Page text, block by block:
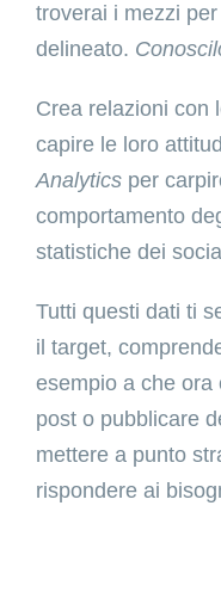
troverai i mezzi
delineato.
Crea relazioni con
capire le loro
Analytics per
comportamento
statistiche dei
Tutti questi dati ti
il target,
esempio a che ora
post o pubblicare
mettere a punto
rispondere ai